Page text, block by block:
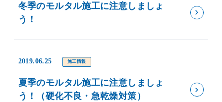
冬季のモルタル施工に注意しましょ
う！
2019.06.25 施工情報
夏季のモルタル施工に注意しましょ
う！（硬化不良・急乾燥対策）